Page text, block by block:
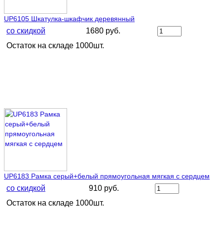
UP6105 Шкатулка-шкафчик деревянный
со скидкой
1680 руб.
Остаток на складе 1000шт.
UP6183 Рамка серый+белый прямоугольная мягкая с сердцем
со скидкой
910 руб.
Остаток на складе 1000шт.